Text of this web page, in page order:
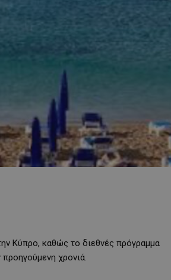
Κύπρο, καθώς το διεθνές πρόγραμμα
προηγούμενη χρονιά.